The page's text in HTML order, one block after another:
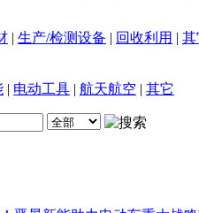
| 生产/检测设备 | 回收利用 | 其
| 电动工具 | 航天航空 | 其它